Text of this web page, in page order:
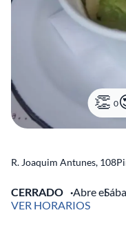
0
R. Joaquim Antunes, 108
CERRADO Abre el
VER HORARIOS